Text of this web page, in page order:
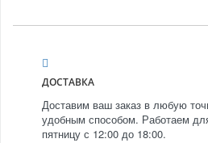
ДОСТАВКА
Доставим ваш заказ в любую
удобным способом. Работаем
пятницу с 12:00 до 18:00.